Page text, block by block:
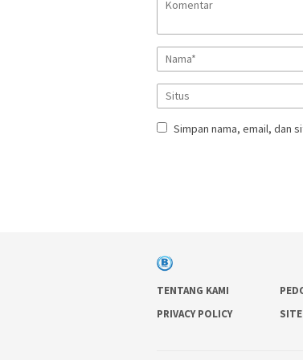
Simpan nama, email, dan
TENTANG KAMI
PRIVACY POLICY